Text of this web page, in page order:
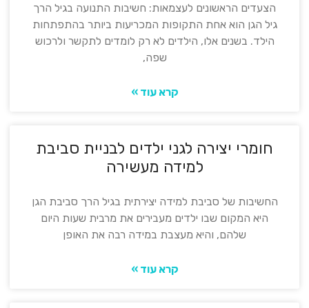
הצעדים הראשונים לעצמאות: חשיבות התנועה בגיל הרך
גיל הגן הוא אחת התקופות המכריעות ביותר בהתפתחות
הילד. בשנים אלו, הילדים לא רק לומדים לתקשר ולרכוש
שפה,
קרא עוד »
חומרי יצירה לגני ילדים לבניית סביבת
למידה מעשירה
החשיבות של סביבת למידה יצירתית בגיל הרך סביבת הגן
היא המקום שבו ילדים מעבירים את מרבית שעות היום
שלהם, והיא מעצבת במידה רבה את האופן
קרא עוד »